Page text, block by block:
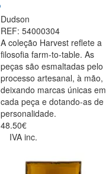
Dudson
REF: 54000304
A coleção Harvest reflete a
filosofia farm-to-table. As
peças são esmaltadas pelo
processo artesanal, à mão,
deixando marcas únicas em
cada peça e dotando-as de
personalidade.
48.50€
IVA inc.